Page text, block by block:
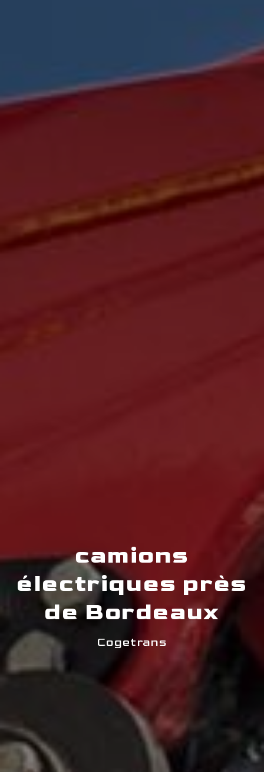
camions
électriques près
de Bordeaux
Cogetrans